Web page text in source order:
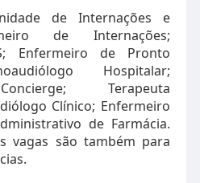
de Internações e
de Internações;
Enfermeiro de Pronto
Hospitalar;
Terapeuta
Clínico; Enfermeiro
de Farmácia.
vagas são também para